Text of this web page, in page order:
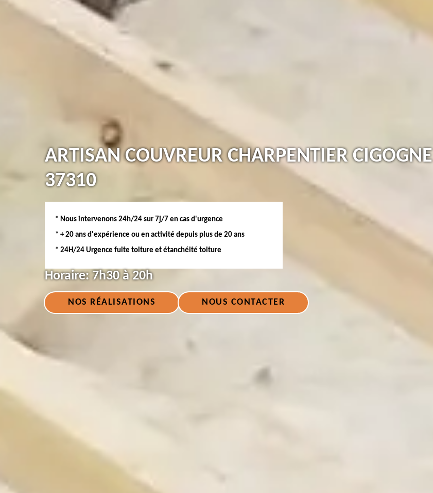
ARTISAN COUVREUR CHARPENTIER CIGOGNE
37310
* Nous intervenons 24h/24 sur 7j/7 en cas d'urgence
* + 20 ans d'expérience ou en activité depuis plus de 20 ans
* 24H/24 Urgence fuite toiture et étanchéité toiture
Horaire: 7h30 à 20h
NOS RÉALISATIONS NOUS CONTACTER